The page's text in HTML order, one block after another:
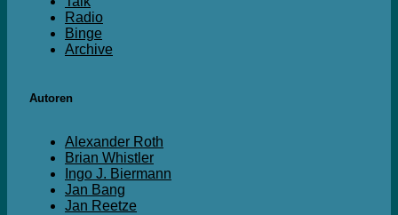
Radio
Binge
Archive
Autoren
Alexander Roth
Brian Whistler
Ingo J. Biermann
Jan Bang
Jan Reetze